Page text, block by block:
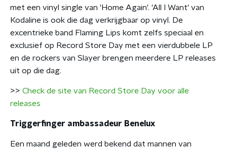
met een vinyl single van 'Home Again'. 'All I Want' van
Kodaline is ook die dag verkrijgbaar op vinyl. De
excentrieke band Flaming Lips komt zelfs speciaal en
exclusief op Record Store Day met een vierdubbele LP
en de rockers van Slayer brengen meerdere LP releases
uit op die dag.
>> Check de site van Record Store Day voor alle
releases
Triggerfinger ambassadeur Benelux
Een maand geleden werd bekend dat mannen van